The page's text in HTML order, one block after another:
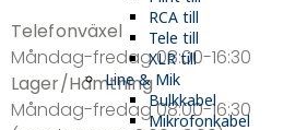
RCA till
Tele till
XLR till
Line & Mik
Bulkkabel
Mikrofonkabel
Telefonväxel
Måndag-fredag 08:00-16:30
Lager/Hämtning
Måndag-fredag 08:00-16:30